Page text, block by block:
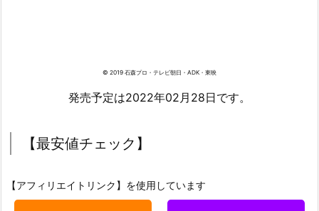
© 2019 石森プロ・テレビ朝日・ADK・東映
発売予定は2022年02月28日です。
【最安値チェック】
【アフィリエイトリンク】を使用しています